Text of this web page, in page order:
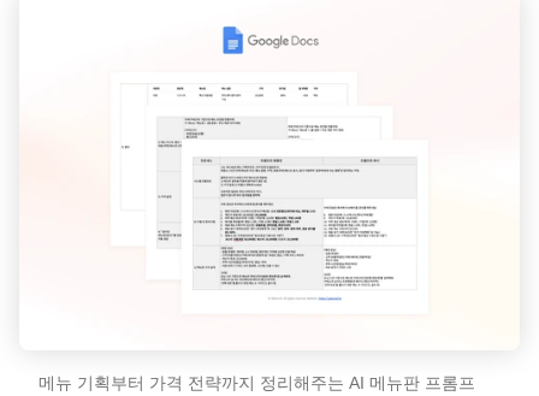
메뉴 기획부터 가격 전략까지 정리해주는 AI 메뉴판 프롬프